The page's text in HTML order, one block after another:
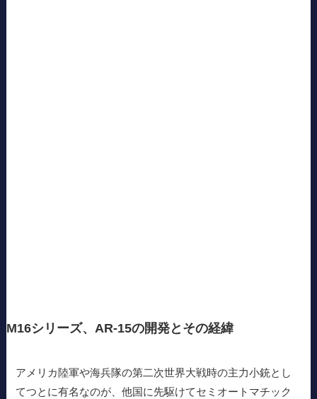
M16シリーズ、AR-15の開発とその経緯
アメリカ陸軍や海兵隊の第二次世界大戦時の主力小銃とし
てつとに有名なのが、他国に先駆けてセミオートマチック